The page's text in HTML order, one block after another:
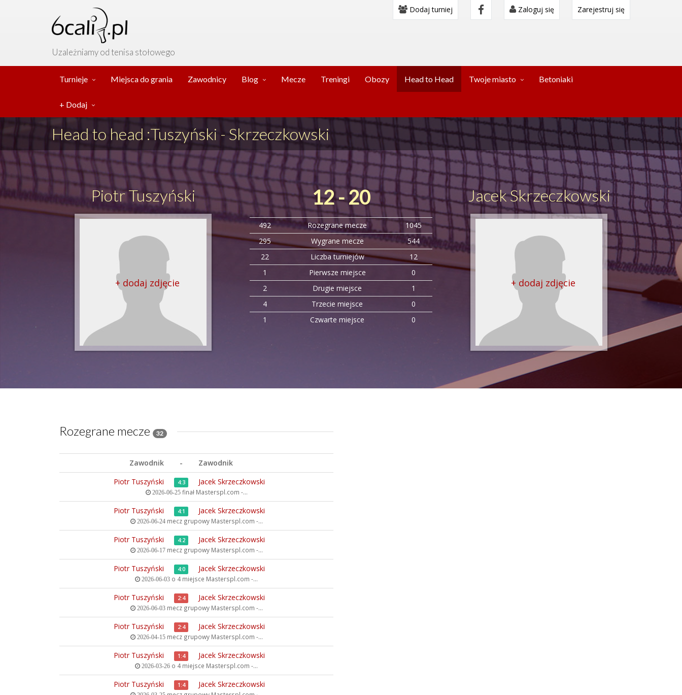
Uzależniamy od tenisa stołowego
Dodaj turniej Zaloguj się Zarejestruj się
Turnieje Miejsca do grania Zawodnicy Blog Mecze Treningi Obozy Head to Head Twoje miasto Betoniaki
+ Dodaj
Head to head :Tuszyński - Skrzeczkowski
Piotr Tuszyński
+ dodaj zdjęcie
12 - 20
492 Rozegrane mecze
1045
295
Wygrane mecze
544
22
Liczba turniejów
12
1
Pierwsze miejsce
0
2
Drugie miejsce
1
4
Trzecie miejsce
0
1
Czwarte miejsce 0
Jacek Skrzeczkowski
+ dodaj zdjęcie
Rozegrane mecze 32
Zawodnik -
Zawodnik
Piotr Tuszyński
4:3 Jacek Skrzeczkowski
2026-06-25finał Masterspl.com -...
Piotr Tuszyński 4:1 Jacek Skrzeczkowski
2026-06-24mecz grupowy Masterspl.com -...
Piotr Tuszyński 4:2 Jacek Skrzeczkowski
2026-06-17mecz grupowy Masterspl.com -...
Piotr Tuszyński 4:0 Jacek Skrzeczkowski
2026-06-03 o 4 miejsce Masterspl.com -...
Piotr Tuszyński 2:4 Jacek Skrzeczkowski
2026-06-03mecz grupowy Masterspl.com -...
Piotr Tuszyński 2:4 Jacek Skrzeczkowski
2026-04-15mecz grupowy Masterspl.com -...
Piotr Tuszyński 1:4 Jacek Skrzeczkowski
2026-03-26 o 4 miejsce Masterspl.com -...
Piotr Tuszyński 1:4 Jacek Skrzeczkowski